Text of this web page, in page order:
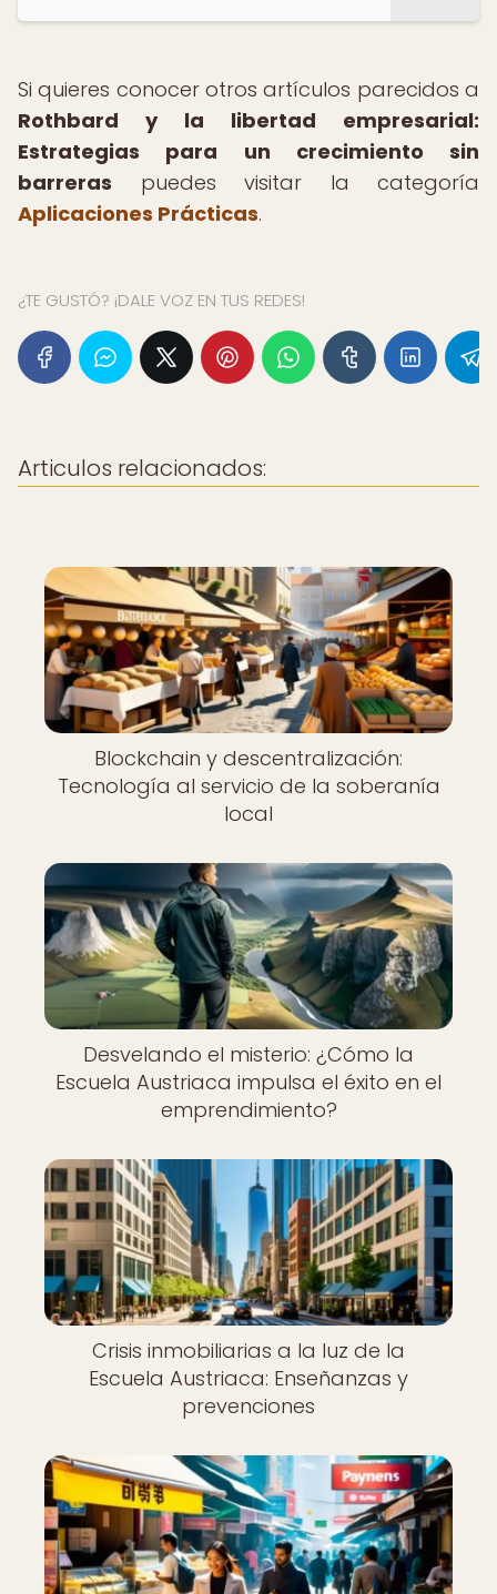
Si quieres conocer otros artículos parecidos a
Rothbard y la libertad empresarial:
Estrategias para un crecimiento sin
barreras puedes visitar la categoría
Aplicaciones Prácticas.
¿TE GUSTÓ? ¡DALE VOZ EN TUS REDES!
Articulos relacionados:
Blockchain y descentralización:
Tecnología al servicio de la soberanía
local
Desvelando el misterio: ¿Cómo la
Escuela Austriaca impulsa el éxito en el
emprendimiento?
Crisis inmobiliarias a la luz de la
Escuela Austriaca: Enseñanzas y
prevenciones